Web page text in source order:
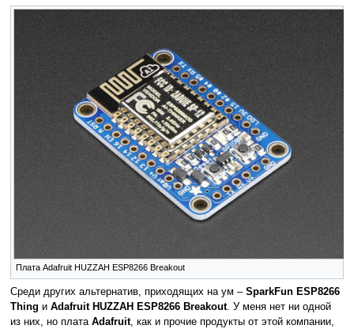
Плата Adafruit HUZZAH ESP8266 Breakout
Среди других альтернатив, приходящих на ум – SparkFun ESP8266
Thing и Adafruit HUZZAH ESP8266 Breakout. У меня нет ни одной
из них, но плата Adafruit, как и прочие продукты от этой компании,